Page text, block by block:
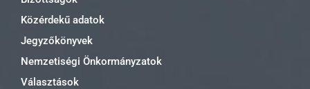
Közérdekű adatok
Jegyzőkönyvek
Nemzetiségi Önkormányzatok
Választások